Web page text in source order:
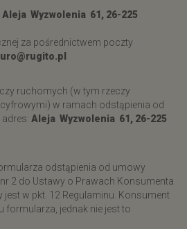
Aleja Wyzwolenia 61, 26-225
za pośrednictwem poczty
ruchomych (w tym rzeczy
w ramach odstąpienia od
Aleja Wyzwolenia 61, 26-225
odstąpienia od umowy
2 do Ustawy o Prawach Konsumenta
w pkt. 12 Regulaminu. Konsument
formularza, jednak nie jest to